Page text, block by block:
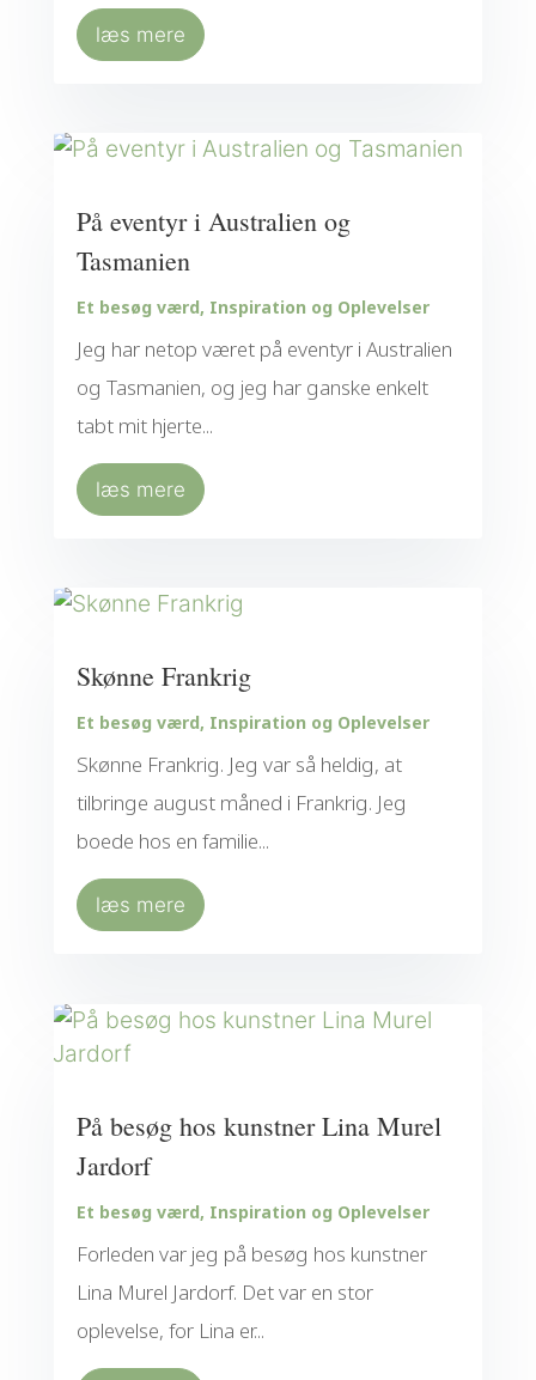
læs mere
På eventyr i Australien og
Tasmanien
Et besøg værd, Inspiration og Oplevelser
Jeg har netop været på eventyr i Australien
og Tasmanien, og jeg har ganske enkelt
tabt mit hjerte...
læs mere
Skønne Frankrig
Et besøg værd, Inspiration og Oplevelser
Skønne Frankrig. Jeg var så heldig, at
tilbringe august måned i Frankrig. Jeg
boede hos en familie...
læs mere
På besøg hos kunstner Lina Murel
Jardorf
Et besøg værd, Inspiration og Oplevelser
Forleden var jeg på besøg hos kunstner
Lina Murel Jardorf. Det var en stor
oplevelse, for Lina er...